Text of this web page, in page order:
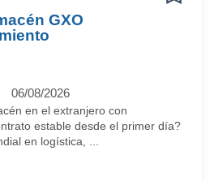
GXO
06/08/2026
en el extranjero con
estable desde el primer día?
en logística, ...